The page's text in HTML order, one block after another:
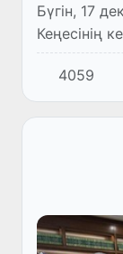
Бүгін, 17 декабрьде
Кеңесінің
Сенат
4059